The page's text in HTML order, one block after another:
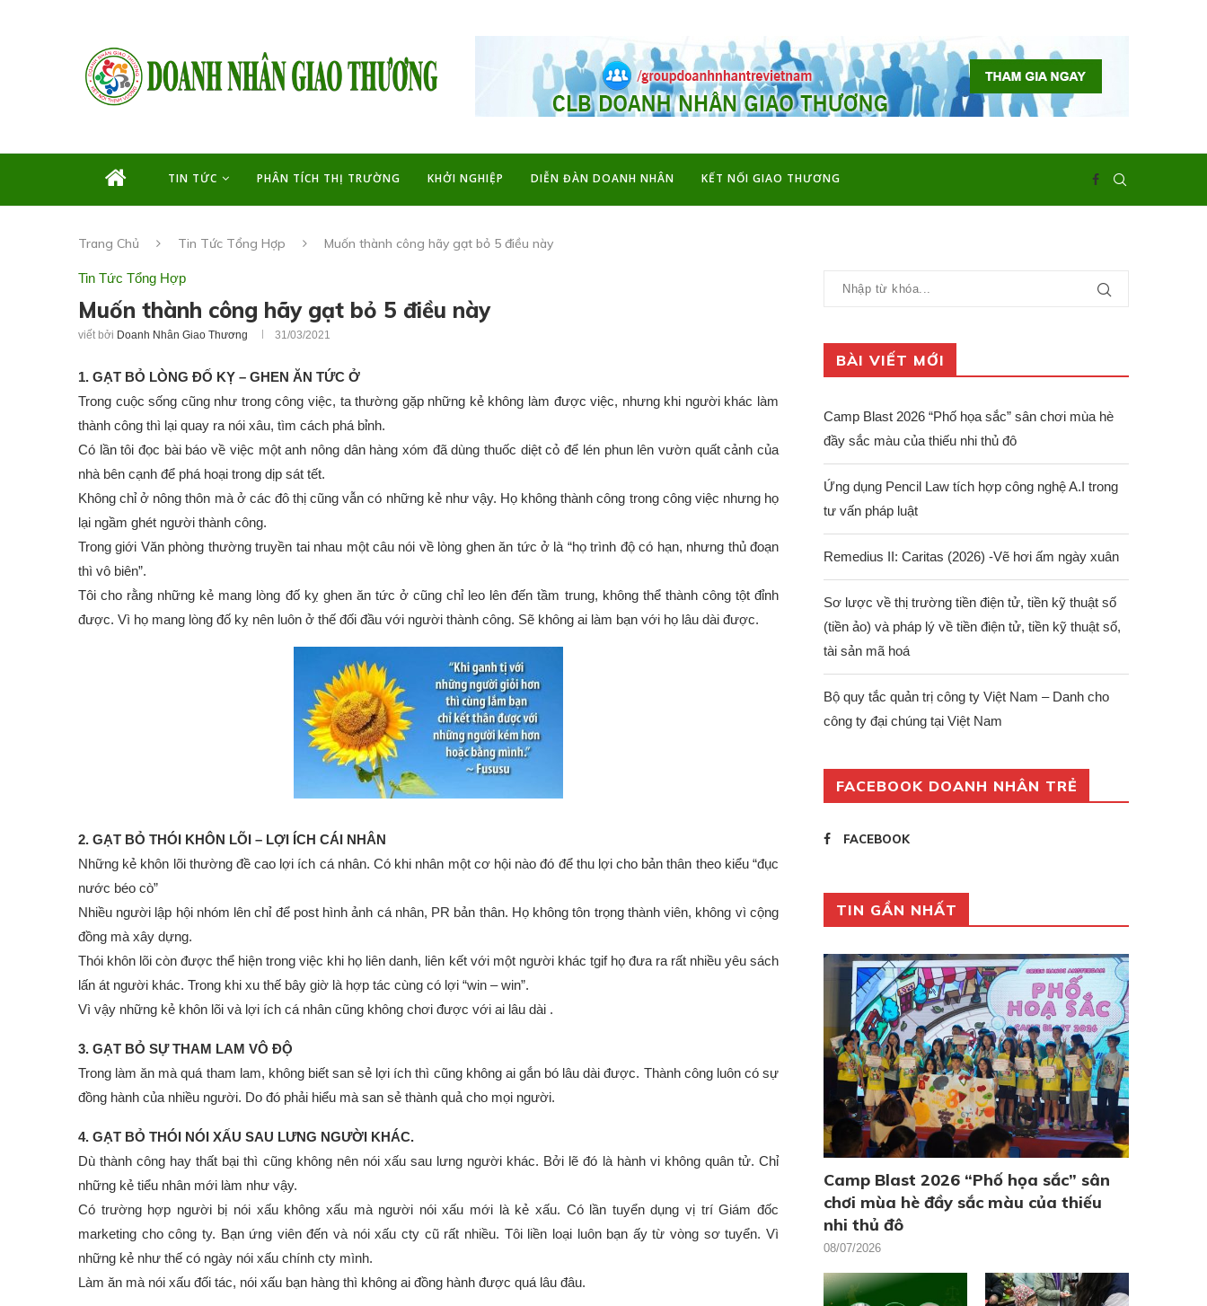
TIN TỨC PHÂN TÍCH THỊ TRƯỜNG KHỞI NGHIỆP DIỄN ĐÀN DOANH NHÂN KẾT NỐI GIAO THƯƠNG
Trang Chủ Tin Tức Tổng Hợp Muốn thành công hãy gạt bỏ 5 điều này
Tin Tức Tổng Hợp
Muốn thành công hãy gạt bỏ 5 điều này
viết bởi Doanh Nhân Giao Thương 31/03/2021
1. GẠT BỎ LÒNG ĐỐ KỴ – GHEN ĂN TỨC Ở
Trong cuộc sống cũng như trong công việc, ta thường gặp những kẻ không làm được việc, nhưng khi người khác làm
thành công thì lại quay ra nói xâu, tìm cách phá bỉnh.
Có lần tôi đọc bài báo về việc một anh nông dân hàng xóm đã dùng thuốc diệt cỏ để lén phun lên vườn quất cảnh của
nhà bên cạnh để phá hoại trong dịp sát tết.
Không chỉ ở nông thôn mà ở các đô thị cũng vẫn có những kẻ như vậy. Họ không thành công trong công việc nhưng họ
lại ngầm ghét người thành công.
Trong giới Văn phòng thường truyền tai nhau một câu nói về lòng ghen ăn tức ở là “họ trình độ có hạn, nhưng thủ đoạn
thì vô biên”.
Tôi cho rằng những kẻ mang lòng đố kỵ ghen ăn tức ở cũng chỉ leo lên đến tầm trung, không thể thành công tột đỉnh
được. Vì họ mang lòng đố kỵ nên luôn ở thế đối đầu với người thành công. Sẽ không ai làm bạn với họ lâu dài được.
2. GẠT BỎ THÓI KHÔN LÕI – LỢI ÍCH CÁI NHÂN
Những kẻ khôn lõi thường đề cao lợi ích cá nhân. Có khi nhân một cơ hội nào đó để thu lợi cho bản thân theo kiểu “đục
nước béo cò”
Nhiều người lập hội nhóm lên chỉ để post hình ảnh cá nhân, PR bản thân. Họ không tôn trọng thành viên, không vì cộng
đồng mà xây dựng.
Thói khôn lõi còn được thể hiện trong việc khi họ liên danh, liên kết với một người khác tgif họ đưa ra rất nhiều yêu sách
lấn át người khác. Trong khi xu thế bây giờ là hợp tác cùng có lợi “win – win”.
Vì vậy những kẻ khôn lõi và lợi ích cá nhân cũng không chơi được với ai lâu dài .
3. GẠT BỎ SỰ THAM LAM VÔ ĐỘ
Trong làm ăn mà quá tham lam, không biết san sẻ lợi ích thì cũng không ai gắn bó lâu dài được. Thành công luôn có sự
đồng hành của nhiều người. Do đó phải hiểu mà san sẻ thành quả cho mọi người.
4. GẠT BỎ THÓI NÓI XẤU SAU LƯNG NGƯỜI KHÁC.
Dù thành công hay thất bại thì cũng không nên nói xấu sau lưng người khác. Bởi lẽ đó là hành vi không quân tử. Chỉ
những kẻ tiểu nhân mới làm như vậy.
Có trường hợp người bị nói xấu không xấu mà người nói xấu mới là kẻ xấu. Có lần tuyển dụng vị trí Giám đốc
marketing cho công ty. Bạn ứng viên đến và nói xấu cty cũ rất nhiều. Tôi liền loại luôn bạn ấy từ vòng sơ tuyển. Vì
những kẻ như thế có ngày nói xấu chính cty mình.
Làm ăn mà nói xấu đối tác, nói xấu bạn hàng thì không ai đồng hành được quá lâu đâu.
BÀI VIẾT MỚI
Camp Blast 2026 “Phố họa sắc” sân chơi mùa hè
đầy sắc màu của thiếu nhi thủ đô
Ứng dụng Pencil Law tích hợp công nghệ A.I trong
tư vấn pháp luật
Remedius II: Caritas (2026) -Vẽ hơi ấm ngày xuân
Sơ lược về thị trường tiền điện tử, tiền kỹ thuật số
(tiền ảo) và pháp lý về tiền điện tử, tiền kỹ thuật số,
tài sản mã hoá
Bộ quy tắc quản trị công ty Việt Nam – Danh cho
công ty đại chúng tại Việt Nam
FACEBOOK DOANH NHÂN TRẺ
FACEBOOK
TIN GẦN NHẤT
Camp Blast 2026 “Phố họa sắc” sân
chơi mùa hè đầy sắc màu của thiếu
nhi thủ đô
08/07/2026